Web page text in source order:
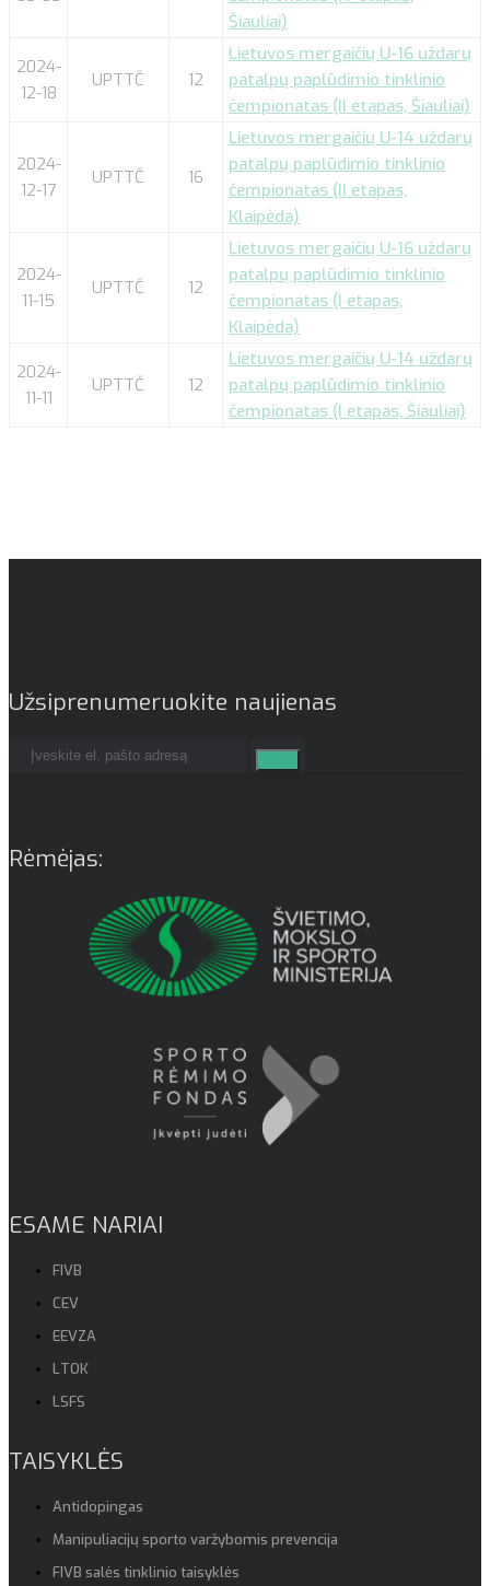
Šiauliai)
2024-
12-18
UPTTČ 12
Lietuvos mergaičių U-16 uždarų
patalpų paplūdimio tinklinio
čempionatas (II etapas, Šiauliai)
2024-
12-17
UPTTČ 16
Lietuvos mergaičių U-14 uždarų
patalpų paplūdimio tinklinio
čempionatas (II etapas,
Klaipėda)
2024-
11-15
UPTTČ 12
Lietuvos mergaičių U-16 uždarų
patalpų paplūdimio tinklinio
čempionatas (I etapas,
Klaipėda)
2024-
11-11
UPTTČ 12
Lietuvos mergaičių U-14 uždarų
patalpų paplūdimio tinklinio
čempionatas (I etapas, Šiauliai)
Užsiprenumeruokite naujienas
Rėmėjas:
ESAME NARIAI
FIVB
CEV
EEVZA
LTOK
LSFS
TAISYKLĖS
Antidopingas
Manipuliacijų sporto varžybomis prevencija
FIVB salės tinklinio taisyklės